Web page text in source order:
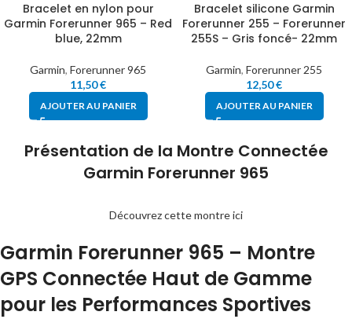
Bracelet en nylon pour
Garmin Forerunner 965 – Red
blue, 22mm
Garmin, Forerunner 965
11,50€
AJOUTER AU PANIER
Bracelet silicone Garmin
Forerunner 255 – Forerunner
255S – Gris foncé- 22mm
Garmin, Forerunner 255
12,50€
AJOUTER AU PANIER
Présentation de la Montre Connectée
Garmin Forerunner 965
Découvrez cette montre ici
Garmin Forerunner 965 – Montre
GPS Connectée Haut de Gamme
pour les Performances Sportives